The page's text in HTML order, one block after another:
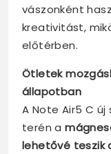
vászonként
kreativitást,
előtérben.
Ötletek
állapotban
A Note Air5 C
terén a
lehetővé teszik